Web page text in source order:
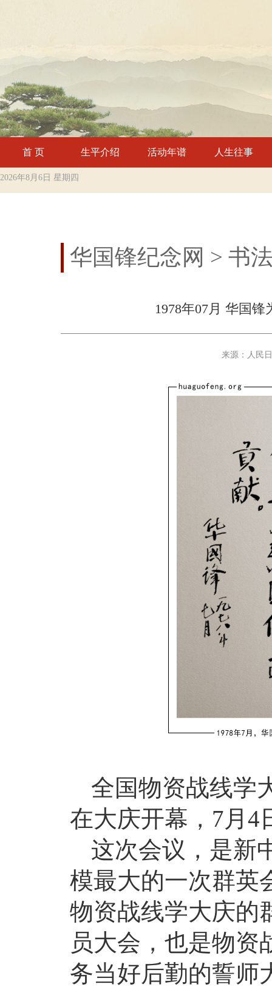
首 页 生平介绍 活动年谱 人生往事
2026年8月6日 星期四
华国锋纪念网 > 书
1978年07月 华国
来源：人民
全国物资战线学
在大庆开幕，7月4
这次会议，是新
模最大的一次群英
物资战线学大庆的
员大会，也是物资
务当好后勤的誓师